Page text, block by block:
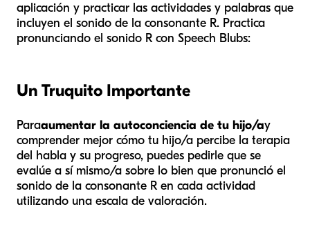
aplicación y practicar las actividades y palabras que
incluyen el sonido de la consonante R. Practica
pronunciando el sonido R con Speech Blubs:
Un Truquito Importante
Paraaumentar la autoconciencia de tu hijo/ay
comprender mejor cómo tu hijo/a percibe la terapia
del habla y su progreso, puedes pedirle que se
evalúe a sí mismo/a sobre lo bien que pronunció el
sonido de la consonante R en cada actividad
utilizando una escala de valoración.